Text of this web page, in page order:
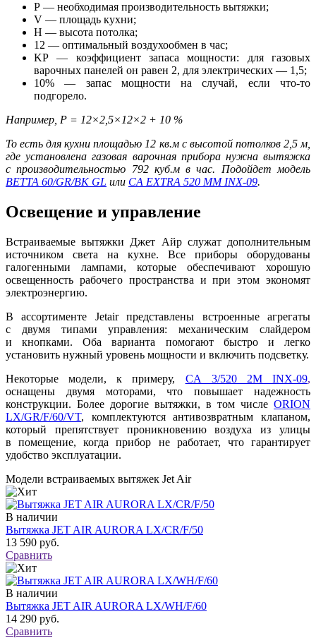
P — необходимая производительность вытяжки;
V — площадь кухни;
H — высота потолка;
12 — оптимальный воздухообмен в час;
KP — коэффициент запаса мощности: для газовых
варочных панелей он равен 2, для электрических — 1,5;
10% — запас мощности на случай, если что-то
подгорело.
Например, P = 12×2,5×12×2 + 10 %
То есть для кухни площадью 12 кв.м с высотой потолков 2,5 м,
где установлена газовая варочная прибора нужна вытяжка
с производительностью 792 куб.м в час. Подойдет модель
BETTA 60/GR/BK GL или CA EXTRA 520 MM INX-09.
Освещение и управление
Встраиваемые вытяжки Джет Айр служат дополнительным
источником света на кухне. Все приборы оборудованы
галогенными лампами, которые обеспечивают хорошую
освещенность рабочего пространства и при этом экономят
электроэнергию.
В ассортименте Jetair представлены встроенные агрегаты
с двумя типами управления: механическим слайдером
и кнопками. Оба варианта помогают быстро и легко
установить нужный уровень мощности и включить подсветку.
Некоторые модели, к примеру, CA 3/520 2M INX-09,
оснащены двумя моторами, что повышает надежность
конструкции. Более дорогие вытяжки, в том числе ORION
LX/GR/F/60/VT, комплектуются антивозвратным клапаном,
который препятствует проникновению воздуха из улицы
в помещение, когда прибор не работает, что гарантирует
удобство эксплуатации.
Модели встраиваемых вытяжек Jet Air
В наличии
Вытяжка JET AIR AURORA LX/CR/F/50
13 590 руб.
Сравнить
В наличии
Вытяжка JET AIR AURORA LX/WH/F/60
14 290 руб.
Сравнить